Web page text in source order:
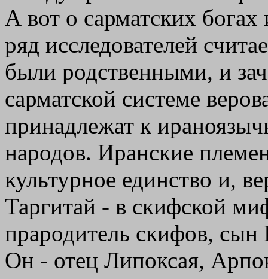
А вот о сарматских
ряд исследователей
были родственными, и
сарматской системе
принадлежат к
народов. Иранские
культурное единство и,
Таргитай - в скифской
прародитель скифов,
Он - отец Липоксая,